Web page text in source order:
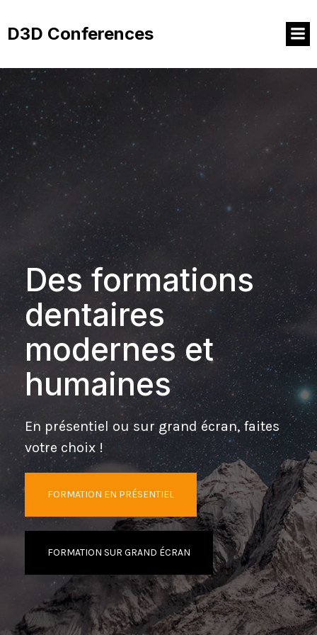
contenu
D3D Conferences
Des formations
dentaires
modernes et
humaines
En présentiel ou sur grand écran, faites
votre choix !
FORMATION EN PRÉSENTIEL
FORMATION SUR GRAND ÉCRAN